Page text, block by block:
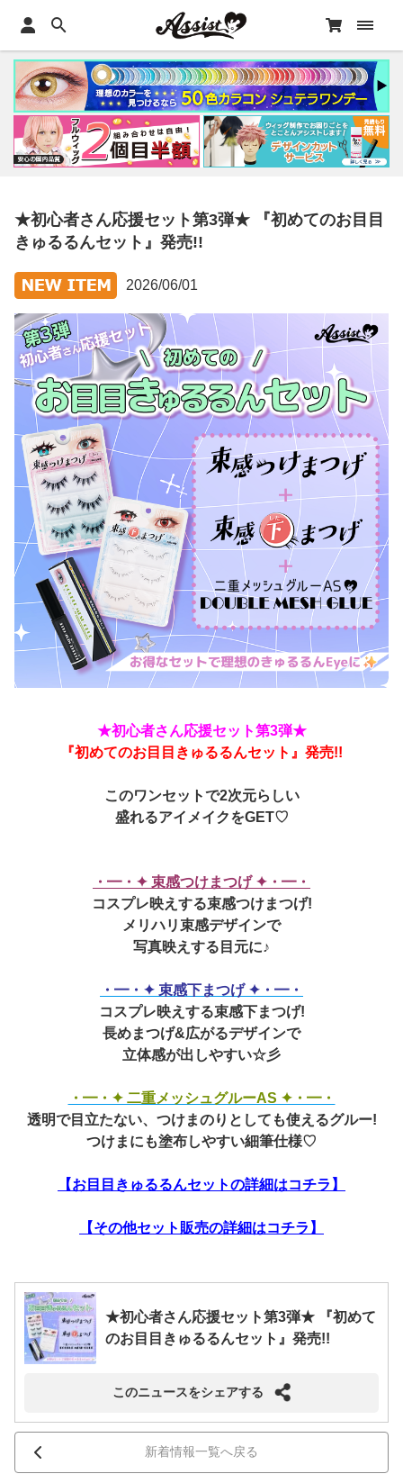
★初心者さん応援セット第3弾★ 『初めてのお目目
きゅるるんセット』発売!!
2026/06/01
★初心者さん応援セット第3弾★
『初めてのお目目きゅるるんセット』発売!!
このワンセットで2次元らしい
盛れるアイメイクをGET♡
・━・✦ 束感つけまつげ ✦・━・
コスプレ映えする束感つけまつげ!
メリハリ束感デザインで
写真映えする目元に♪
・━・✦ 束感下まつげ ✦・━・
コスプレ映えする束感下まつげ!
長めまつげ&広がるデザインで
立体感が出しやすい☆彡
・━・✦ 二重メッシュグルーAS ✦・━・
透明で目立たない、つけまのりとしても使えるグルー!
つけまにも塗布しやすい細筆仕様♡
【お目目きゅるるんセットの詳細はコチラ】
【その他セット販売の詳細はコチラ】
★初心者さん応援セット第3弾★ 『初めて
のお目目きゅるるんセット』発売!!
このニュースをシェアする
新着情報一覧へ戻る